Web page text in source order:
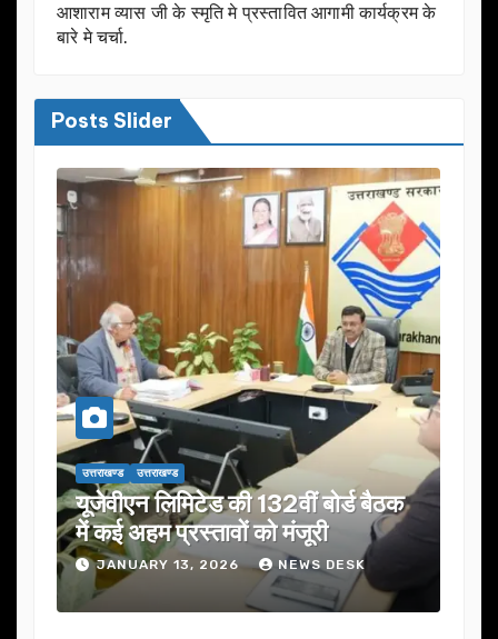
आशाराम व्यास जी के स्मृति मे प्रस्तावित आगामी कार्यक्रम के
बारे मे चर्चा.
Posts Slider
उत्तराखण्ड उत्तराखण्ड
यूजेवीएन लिमिटेड की 132वीं बोर्ड बैठक
में कई अहम प्रस्तावों को मंजूरी
JANUARY 13, 2026 NEWS DESK